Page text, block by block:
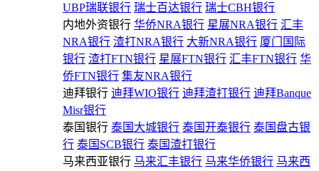
UBP瑞联银行 瑞士百达银行 瑞士CBH银行
内地外资银行 华侨NRA银行 星展NRA银行 汇丰
NRA银行 渣打NRA银行 大新NRA银行 厦门国际
银行 渣打FTN银行 星展FTN银行 汇丰FTN银行 华
侨FTN银行 集友NRA银行
迪拜银行 迪拜WIO银行 迪拜渣打银行 迪拜Banque
Misr银行
泰国银行 泰国大城银行 泰国开泰银行 泰国盘古银
行 泰国SCB银行 泰国渣打银行
马来西亚银行 马来汇丰银行 马来华侨银行 马来西